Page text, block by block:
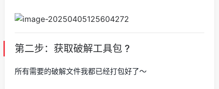
第二步：获取破解工具包 ?
所有需要的破解文件我都已经打包好了～